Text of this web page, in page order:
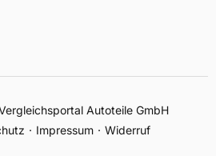
Autoteile GmbH
Impressum Widerruf